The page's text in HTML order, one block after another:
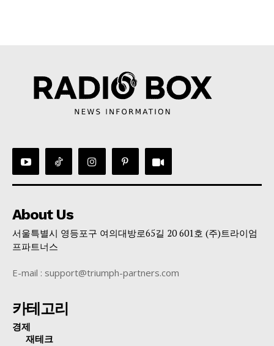
About Us
서울특별시 영등포구 여의대방로65길 20 601호 (주)트라이엄
프파트너스
E-mail : support@triumph-partners.com
카테고리
경제
재테크